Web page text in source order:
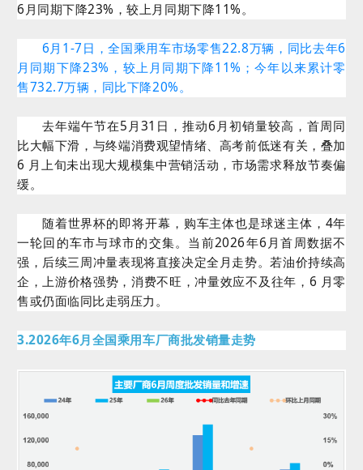
6月同期下降23%，较上月同期下降11%。
6月1-7日，全国乘用车市场零售22.8万辆，同比去年6
月同期下降23%，较上月同期下降11%；今年以来累计零
售732.7万辆，同比下降20%。
去年端午节在5月31日，推动6月初销量较高，首周同
比大幅下滑，与终端消费观望情绪、高考前低迷有关，叠加
6 月上旬未出现大规模集中营销活动，市场需求释放节奏偏
缓。
随着世界杯的即将开幕，购车主体也是球迷主体，4年
一轮回的车市与球市的交集。当前2026年6月首周数据不
强，后续三周冲量表现将直接决定全月走势。若油价持续高
企，上游价格强势，消费不旺，冲量效应不及往年，6 月零
售或仍面临同比走弱压力。
3.2026年6月全国乘用车厂商批发销量走势